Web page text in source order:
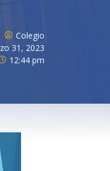
Colegio
31, 2023
12:44 pm